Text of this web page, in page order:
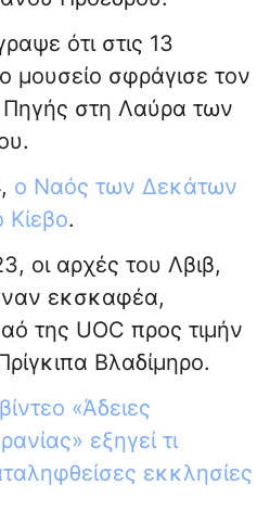
ότι στις 13
μουσείο σφράγισε τον
στη Λαύρα των
ο Ναός των Δεκάτων
Κίεβο.
οι αρχές του Λβιβ,
εκσκαφέα,
της UOC προς τιμήν
Βλαδίμηρο.
βίντεο «Άδειες
εξηγεί τι
εκκλησίες